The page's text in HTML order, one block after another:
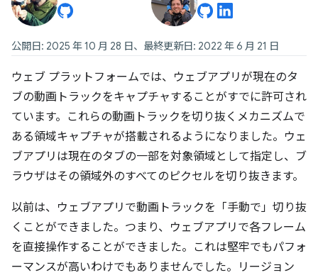
公開日: 2025 年 10 月 28 日、最終更新日: 2022 年 6 月 21 日
ウェブ プラットフォームでは、ウェブアプリが現在のタ
ブの動画トラックをキャプチャすることがすでに許可され
ています。これらの動画トラックを切り抜くメカニズムで
ある領域キャプチャが搭載されるようになりました。ウェ
ブアプリは現在のタブの一部を対象領域として指定し、ブ
ラウザはその領域外のすべてのピクセルを切り抜きます。
以前は、ウェブアプリで動画トラックを「手動で」切り抜
くことができました。つまり、ウェブアプリで各フレーム
を直接操作することができました。これは堅牢でもパフォ
ーマンスが高いわけでもありませんでした。リージョン